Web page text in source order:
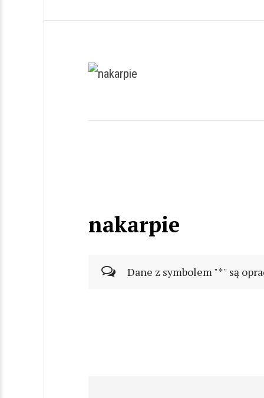
nakarpie
Dane z symbolem "*" są